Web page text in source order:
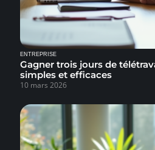
ENTREPRISE
Gagner trois jours de
simples et efficaces
10 mars 2026